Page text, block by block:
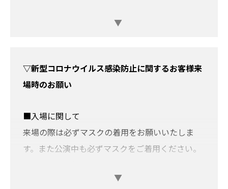
OK
キャッシュカード
クレジットカード
病院の診察券
※お客様の情報が必要に応じて保健所等の
公的機関へ提供される可能性があります。
す。会場付近に溜まる等の行為もご遠慮くださ
行わないようお願い致します。
万が一、会場にて体調が悪くなった時は、速やか
た、周りにそのような方がいらっしゃる場合は、
その他の皆さまもご協力の程宜しくお願い致しま
す。
お問い合わせは全て、下記までお願い致します。
▽新型コロナウイルス感染防止に関するお客様来
場時のお願い
■入場に関して
来場の際は必ずマスクの着用をお願いいたしま
す。また公演中も必ずマスクをご着用ください。